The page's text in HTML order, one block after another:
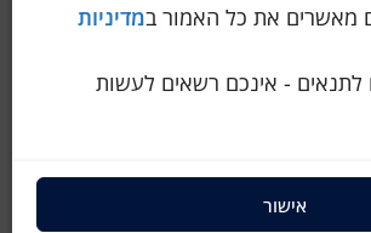
מאשרים את כל האמור במדיניות
לתנאים - אינכם רשאים לעשות
אישור